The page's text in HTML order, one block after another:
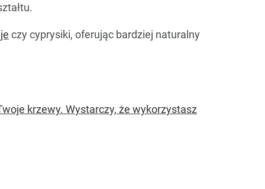
czy cyprysiki, oferując bardziej naturalny
krzewy. Wystarczy, że wykorzystasz